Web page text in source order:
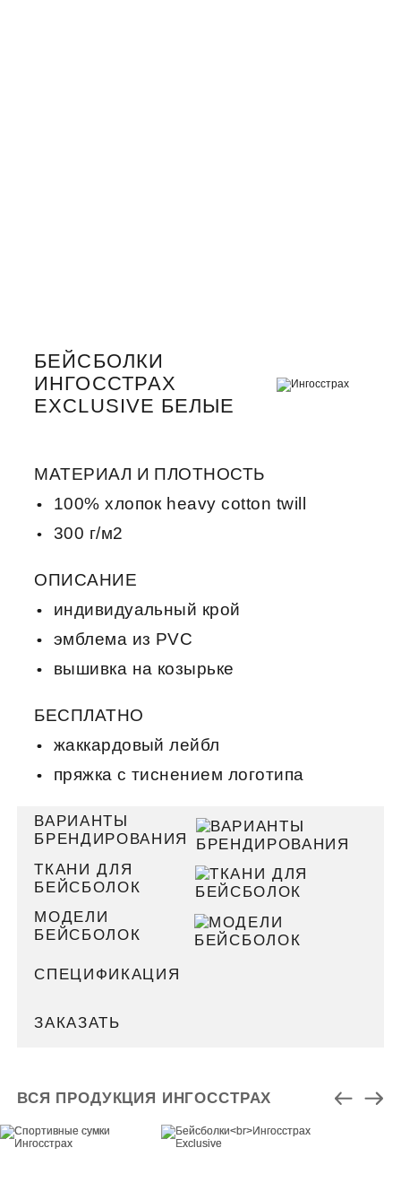
БЕЙСБОЛКИ
ИНГОССТРАХ
EXCLUSIVE БЕЛЫЕ
МАТЕРИАЛ И ПЛОТНОСТЬ
100% хлопок heavy cotton twill
300 г/м2
ОПИСАНИЕ
индивидуальный крой
эмблема из PVC
вышивка на козырьке
БЕСПЛАТНО
жаккардовый лейбл
пряжка с тиснением логотипа
ВАРИАНТЫ
БРЕНДИРОВАНИЯ
ТКАНИ ДЛЯ
БЕЙСБОЛОК
МОДЕЛИ
БЕЙСБОЛОК
СПЕЦИФИКАЦИЯ
ЗАКАЗАТЬ
ВСЯ ПРОДУКЦИЯ ИНГОССТРАХ